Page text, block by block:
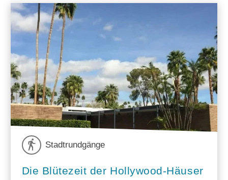
Stadtrundgänge
Die Blütezeit der Hollywood-Häuser